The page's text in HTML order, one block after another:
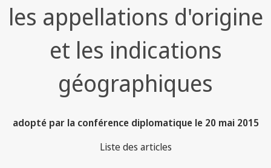
les appellations d'origine
et les indications
géographiques
adopté par la conférence diplomatique le 20 mai 2015
Liste des articles